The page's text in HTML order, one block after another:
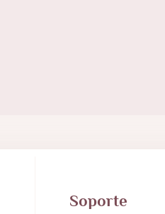
Soporte